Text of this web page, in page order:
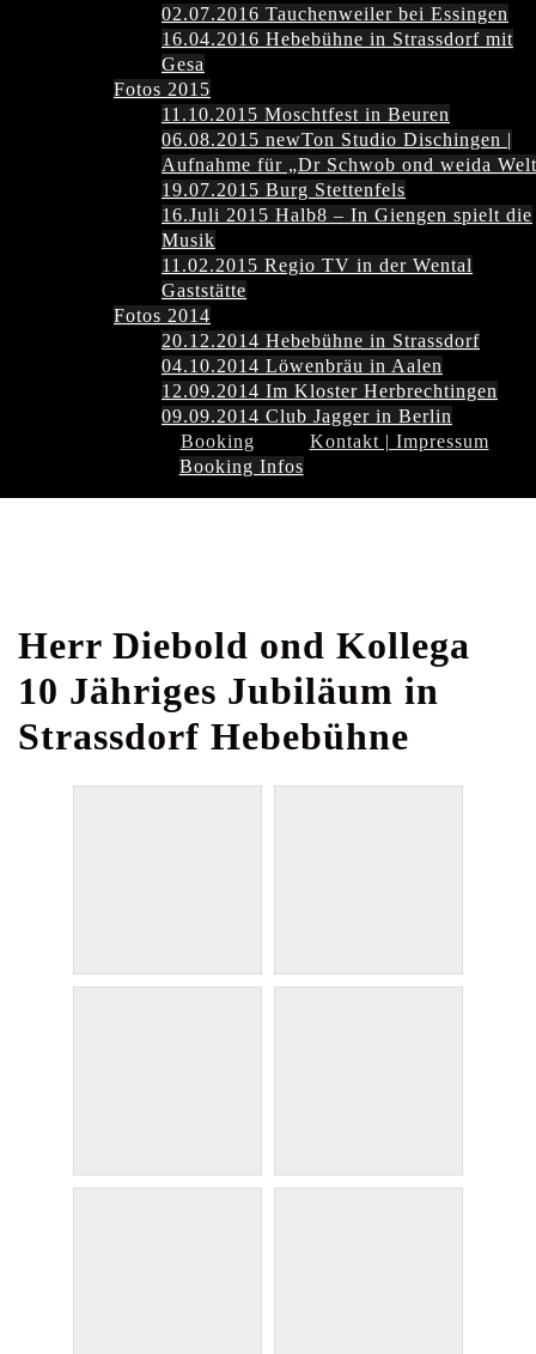
02.07.2016 Tauchenweiler bei Essingen
16.04.2016 Hebebühne in Strassdorf mit
Gesa
Fotos 2015
11.10.2015 Moschtfest in Beuren
06.08.2015 newTon Studio Dischingen |
Aufnahme für „Dr Schwob ond weida
19.07.2015 Burg Stettenfels
16.Juli 2015 Halb8 – In Giengen spielt die
Musik
11.02.2015 Regio TV in der Wental
Gaststätte
Fotos 2014
20.12.2014 Hebebühne in Strassdorf
04.10.2014 Löwenbräu in Aalen
12.09.2014 Im Kloster Herbrechtingen
09.09.2014 Club Jagger in Berlin
Booking
Booking Infos
Kontakt | Impressum
Herr Diebold ond Kollega
10 Jähriges Jubiläum in
Strassdorf Hebebühne